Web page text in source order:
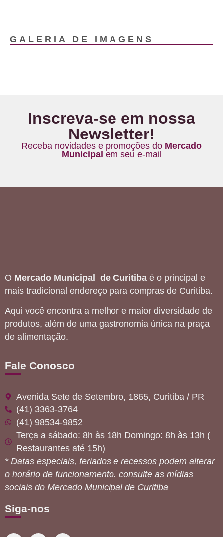
GALERIA DE IMAGENS
Inscreva-se em nossa
Newsletter!
Receba novidades e promoções do Mercado
Municipal em seu e-mail
O Mercado Municipal de Curitiba é o principal e
mais tradicional endereço para compras de Curitiba.
Aqui você encontra a melhor e maior diversidade de
produtos, além de uma gastronomia única na praça
de alimentação.
Fale Conosco
Avenida Sete de Setembro, 1865, Curitiba / PR
(41) 3363-3764
(41) 98534-9852
Terça a sábado: 8h às 18h Domingo: 8h às 13h (
Restaurantes até 15h)
* Datas especiais, feriados e recessos podem alterar
o horário de funcionamento. consulte as mídias
sociais do Mercado Municipal de Curitiba
Siga-nos